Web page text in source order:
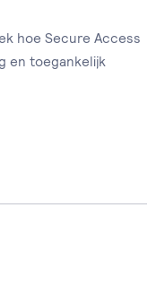
hoe Secure Access
en toegankelijk